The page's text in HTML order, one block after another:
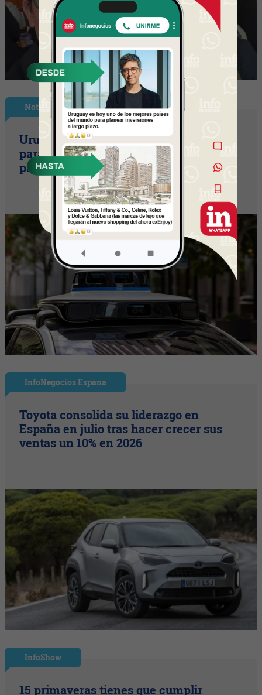
Nota Principal
Uruguay empieza a discutir las reglas
para una movilidad autónoma (¿Quién
paga si el auto sin conductor choca?)
InfoNegocios España
Toyota consolida su liderazgo en
España en julio tras hacer crecer sus
ventas un 10% en 2026
InfoShow
15 primaveras tienes que cumplir